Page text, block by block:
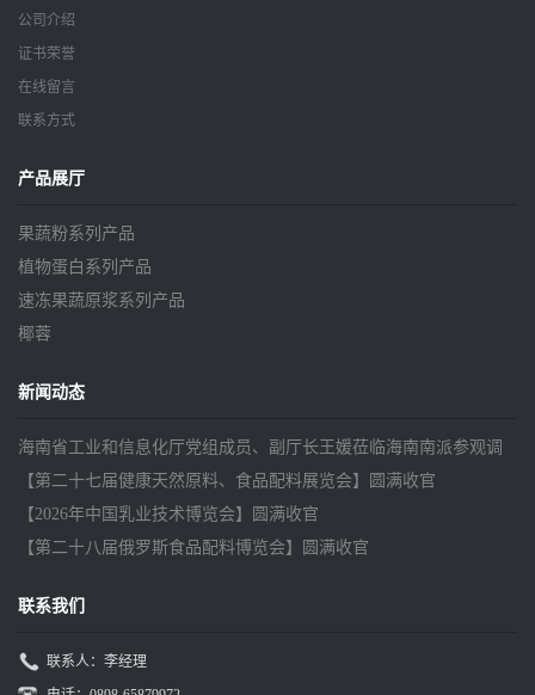
公司介绍
证书荣誉
在线留言
联系方式
产品展厅
果蔬粉系列产品
植物蛋白系列产品
速冻果蔬原浆系列产品
椰蓉
新闻动态
海南省工业和信息化厅党组成员、副厅长王媛莅临海南南派参观调
研
【第二十七届健康天然原料、食品配料展览会】圆满收官
【2026年中国乳业技术博览会】圆满收官
【第二十八届俄罗斯食品配料博览会】圆满收官
联系我们
联系人：李经理